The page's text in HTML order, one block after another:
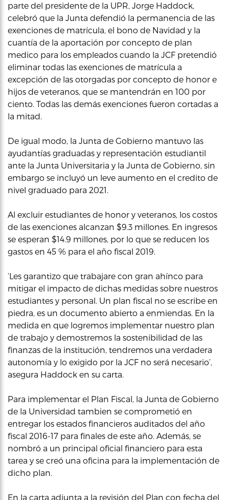
parte del presidente de la UPR, Jorge Haddock,
celebró que la Junta defendió la permanencia de las
exenciones de matrícula, el bono de Navidad y la
cuantía de la aportación por concepto de plan
medico para los empleados cuando la JCF pretendió
eliminar todas las exenciones de matrícula a
excepción de las otorgadas por concepto de honor e
hijos de veteranos, que se mantendrán en 100 por
ciento. Todas las demás exenciones fueron cortadas a
la mitad.
De igual modo, la Junta de Gobierno mantuvo las
ayudantías graduadas y representación estudiantil
ante la Junta Universitaria y la Junta de Gobierno, sin
embargo se incluyó un leve aumento en el credito de
nivel graduado para 2021.
Al excluir estudiantes de honor y veteranos, los costos
de las exenciones alcanzan $9.3 millones. En ingresos
se esperan $14.9 millones, por lo que se reducen los
gastos en 45 % para el año fiscal 2019.
‘Les garantizo que trabajare con gran ahínco para
mitigar el impacto de dichas medidas sobre nuestros
estudiantes y personal. Un plan fiscal no se escribe en
piedra, es un documento abierto a enmiendas. En la
medida en que logremos implementar nuestro plan
de trabajo y demostremos la sostenibilidad de las
finanzas de la institución, tendremos una verdadera
autonomía y lo exigido por la JCF no será necesario’,
asegura Haddock en su carta.
Para implementar el Plan Fiscal, la Junta de Gobierno
de la Universidad tambien se comprometió en
entregar los estados financieros auditados del año
fiscal 2016-17 para finales de este año. Además, se
nombró a un principal oficial financiero para esta
tarea y se creó una oficina para la implementación de
dicho plan.
En la carta adjunta a la revisión del Plan con fecha del